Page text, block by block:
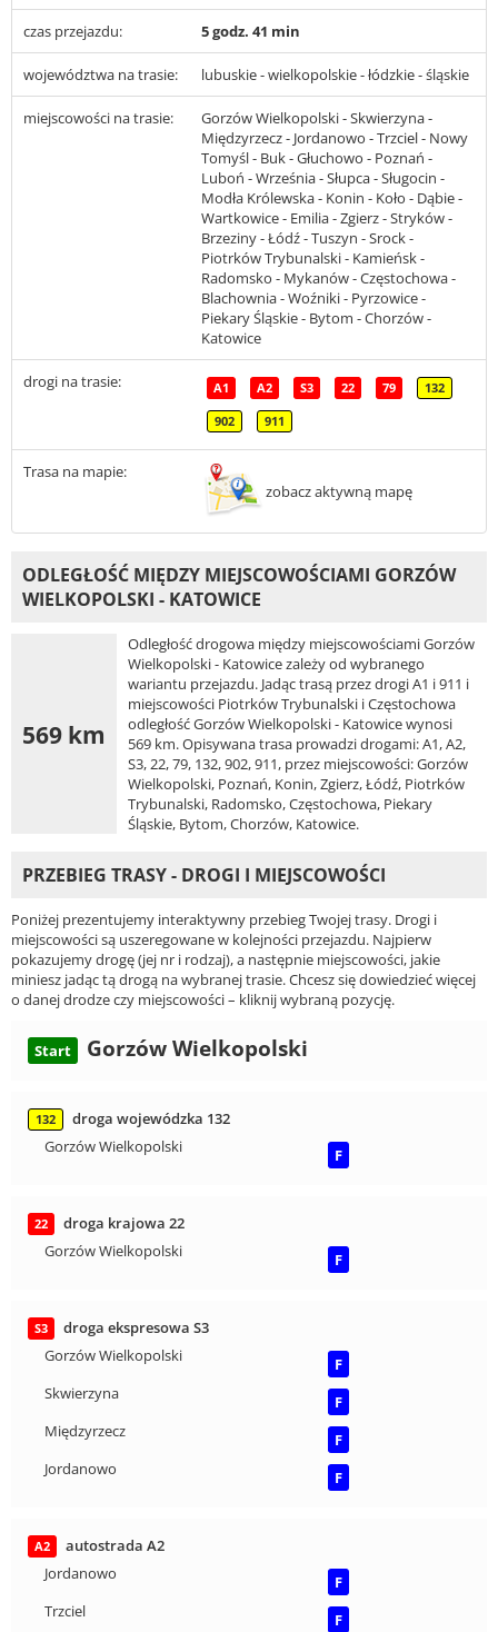
czas przejazdu: 5 godz. 41 min
województwa na trasie: lubuskie - wielkopolskie - łódzkie - śląskie
miejscowości na trasie:
Gorzów Wielkopolski - Skwierzyna -
Międzyrzecz - Jordanowo - Trzciel - Nowy
Tomyśl - Buk - Głuchowo - Poznań -
Luboń - Września - Słupca - Sługocin -
Modła Królewska - Konin - Koło - Dąbie -
Wartkowice - Emilia - Zgierz - Stryków -
Brzeziny - Łódź - Tuszyn - Srock -
Piotrków Trybunalski - Kamieńsk -
Radomsko - Mykanów - Częstochowa -
Blachownia - Woźniki - Pyrzowice -
Piekary Śląskie - Bytom - Chorzów -
Katowice
drogi na trasie: A1 A2 S3 22 79 132
902 911
Trasa na mapie:
zobacz aktywną mapę
ODLEGŁOŚĆ MIĘDZY MIEJSCOWOŚCIAMI GORZÓW
WIELKOPOLSKI - KATOWICE
569 km
Odległość drogowa między miejscowościami Gorzów
Wielkopolski - Katowice zależy od wybranego
wariantu przejazdu. Jadąc trasą przez drogi A1 i 911 i
miejscowości Piotrków Trybunalski i Częstochowa
odległość Gorzów Wielkopolski - Katowice wynosi
569 km. Opisywana trasa prowadzi drogami: A1, A2,
S3, 22, 79, 132, 902, 911, przez miejscowości: Gorzów
Wielkopolski, Poznań, Konin, Zgierz, Łódź, Piotrków
Trybunalski, Radomsko, Częstochowa, Piekary
Śląskie, Bytom, Chorzów, Katowice.
PRZEBIEG TRASY - DROGI I MIEJSCOWOŚCI
Poniżej prezentujemy interaktywny przebieg Twojej trasy. Drogi i
miejscowości są uszeregowane w kolejności przejazdu. Najpierw
pokazujemy drogę (jej nr i rodzaj), a następnie miejscowości, jakie
miniesz jadąc tą drogą na wybranej trasie. Chcesz się dowiedzieć więcej
o danej drodze czy miejscowości – kliknij wybraną pozycję.
Start Gorzów Wielkopolski
132
droga wojewódzka 132
Gorzów Wielkopolski
F
22
droga krajowa 22
Gorzów Wielkopolski
F
S3
droga ekspresowa S3
Gorzów Wielkopolski
F
Skwierzyna
F
Międzyrzecz
F
Jordanowo
F
A2
autostrada A2
Jordanowo
F
Trzciel
F